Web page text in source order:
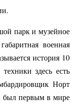
парк и музейное
военная
история 10
здесь есть
Норт
был первым в мире